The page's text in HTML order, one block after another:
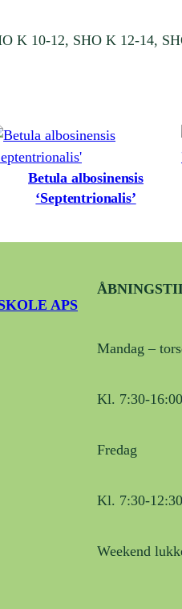
K 10-12, SHO K 12-14,
Betula albosinensis
‘Septentrionalis’
APS
Mandag –
Kl. 7:30-16:00
Fredag
Kl. 7:30-12:30
Weekend